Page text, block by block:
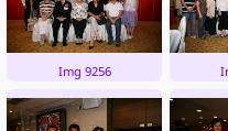
Img 9256